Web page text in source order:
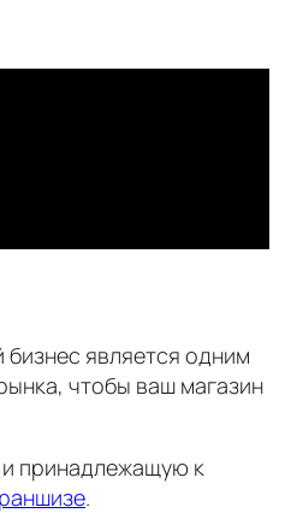
является одним
чтобы ваш магазин
принадлежащую к
.